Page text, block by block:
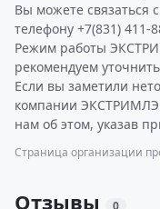
Вы можете связаться
телефону +7(831) 411-
Режим работы
рекомендуем
Если вы заметили
компании
нам об этом, указав
Страница организации
Отзывы 0